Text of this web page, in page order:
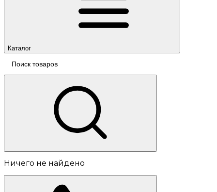
Каталог
Ничего не найдено